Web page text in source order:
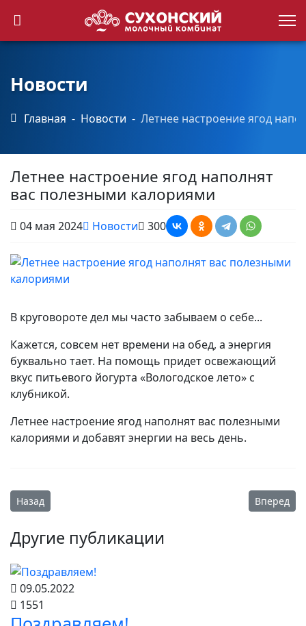
Каталог продукции
Точки продаж
Новости
Новости
Главная Новости Летнее настроение ягод
Летнее настроение ягод наполнят
вас полезными калориями
04 мая 2024 Новости 300
В круговороте дел мы часто забываем о себе...
Кажется, совсем нет времени на обед, а энергия
буквально тает. На помощь придет освежающий
вкус питьевого йогурта «Вологодское лето» с
клубникой.
Летнее настроение ягод наполнят вас полезными
калориями и добавят энергии на весь день.
Предыдущий: Поздравляем с великим светлым праздником
Назад Вперед
Другие публикации
09.05.2022
1551